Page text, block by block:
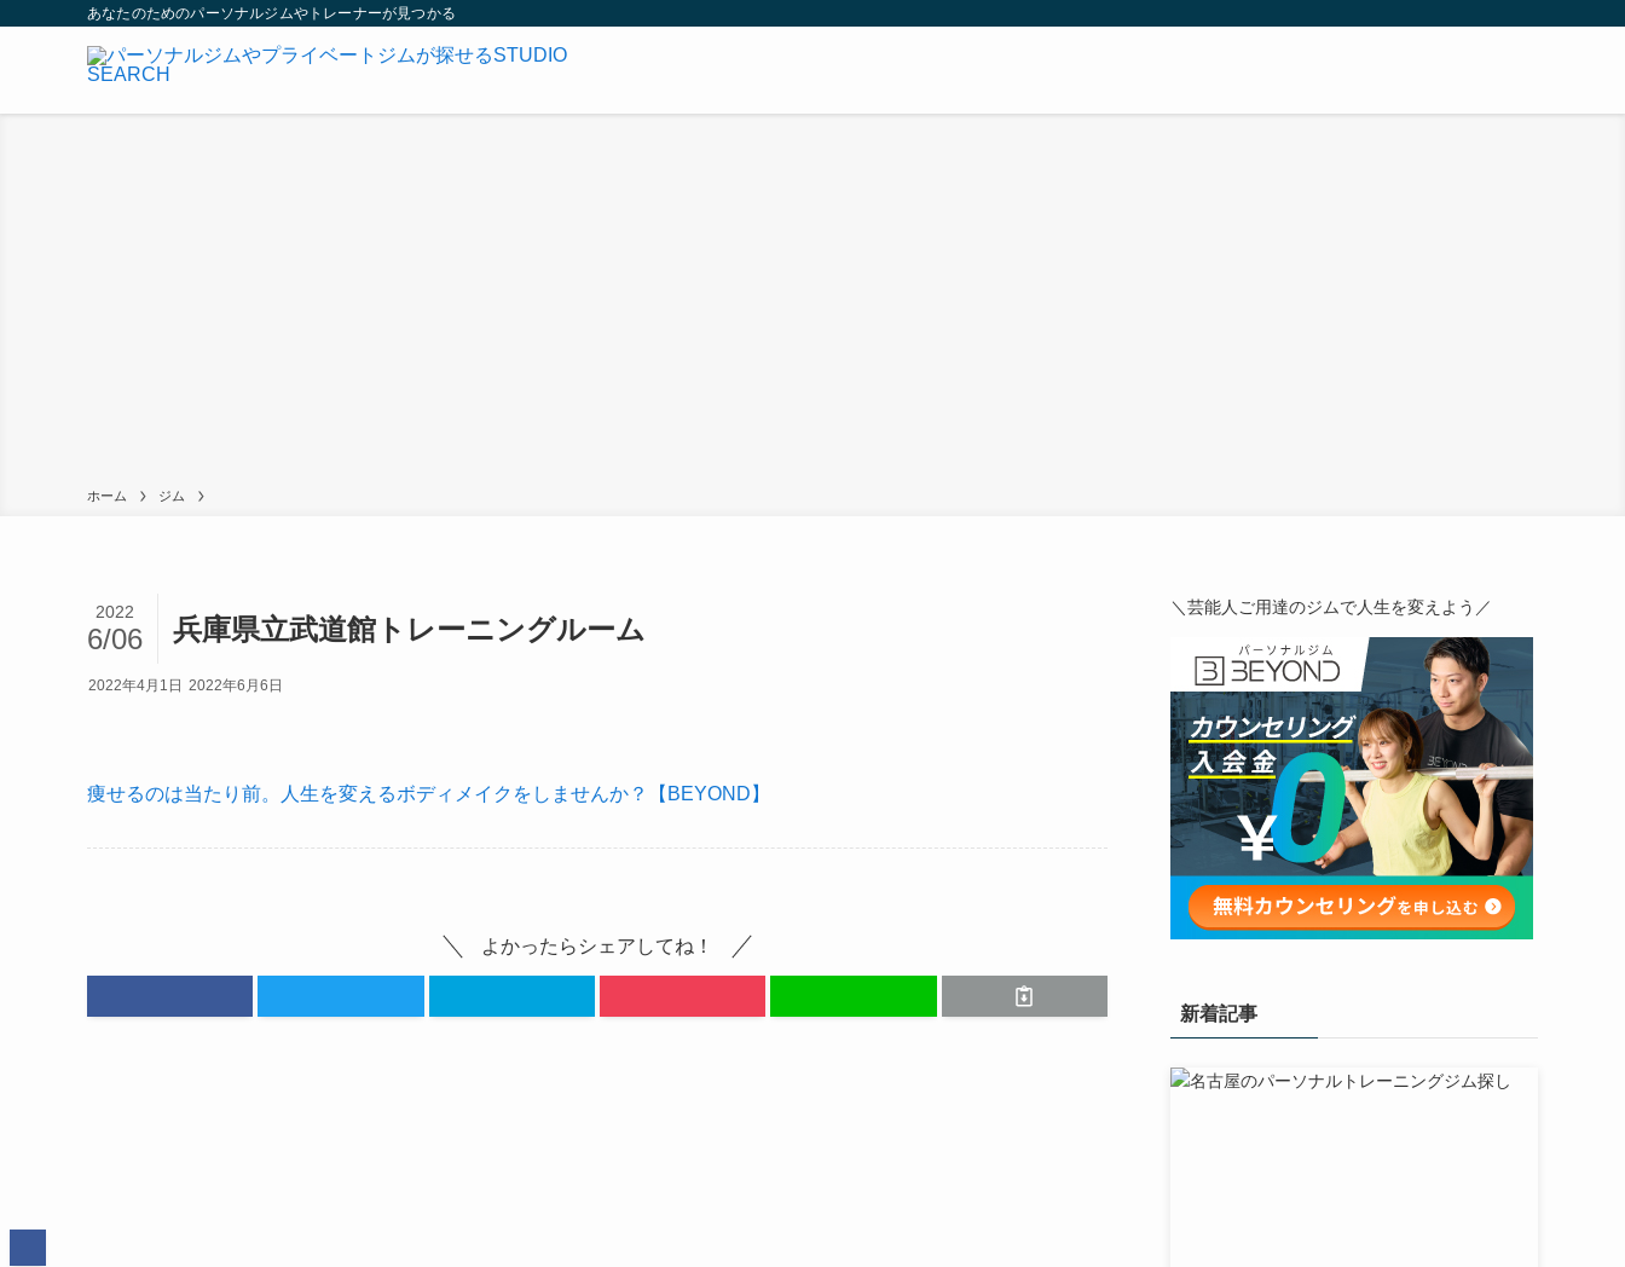
あなたのためのパーソナルジムやトレーナーが見つかる
ホーム ジム
兵庫県立武道館トレーニングルーム
2022
6/06
2022年4月1日 2022年6月6日
痩せるのは当たり前。人生を変えるボディメイクをしませんか？【BEYOND】
よかったらシェアしてね！
＼芸能人ご用達のジムで人生を変えよう／
新着記事